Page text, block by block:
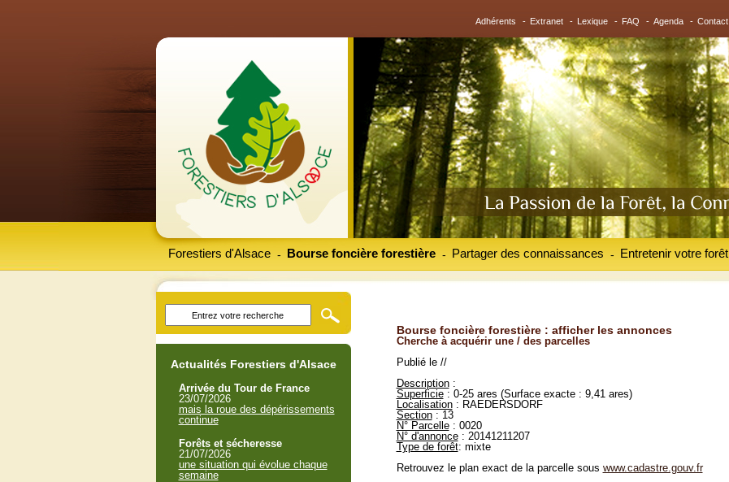
Adhérents - Extranet - Lexique - FAQ - Agenda - Contact
Forestiers d'Alsace Bourse foncière forestière
- Partager des connaissances
- Entretenir votre forêt
-
Bourse foncière forestière : afficher les annonces
Cherche à acquérir une / des parcelles
Publié le //
Description:
Superficie: 0-25 ares (Surface exacte : 9,41 ares)
Localisation: RAEDERSDORF
Section: 13
N° Parcelle: 0020
N° d'annonce: 20141211207
Type de forêt: mixte
Retrouvez le plan exact de la parcelle sous www.cadastre.gouv.fr
Actualités Forestiers d'Alsace
Arrivée du Tour de France
23/07/2026
mais la roue des dépérissements
continue
Forêts et sécheresse
21/07/2026
une situation qui évolue chaque
semaine